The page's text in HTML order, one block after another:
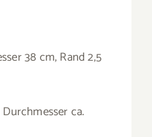
38 cm, Rand 2,5
ca.